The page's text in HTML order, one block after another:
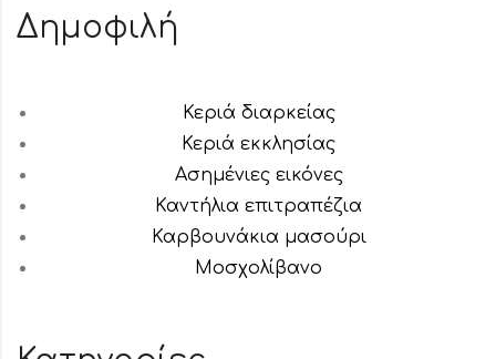
Δημοφιλή
Κεριά διαρκείας
Κεριά εκκλησίας
Ασημένιες εικόνες
Καντήλια επιτραπέζια
Καρβουνάκια μασούρι
Μοσχολίβανο